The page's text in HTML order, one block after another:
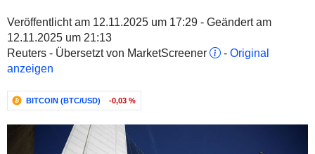
Veröffentlicht am 12.11.2025 um 17:29 - Geändert am
12.11.2025 um 21:13
Reuters - Übersetzt von MarketScreener
- Original
anzeigen
BITCOIN (BTC/USD) -0,03 %